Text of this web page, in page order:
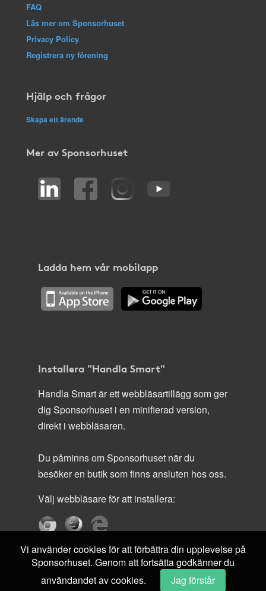
FAQ
Läs mer om Sponsorhuset
Privacy Policy
Registrera ny förening
Hjälp och frågor
Skapa ett ärende
Mer av Sponsorhuset
Ladda hem vår mobilapp
Installera "Handla Smart"
Handla Smart är ett webbläsartillägg som ger
dig Sponsorhuset i en minifierad version,
direkt i webbläsaren.
Du påminns om Sponsorhuset när du
besöker en butik som finns ansluten hos oss.
Välj webbläsare för att installera:
Vi använder cookies för att förbättra din upplevelse på
Sponsorhuset. Genom att fortsätta godkänner du
användandet av cookies.
Jag förstår